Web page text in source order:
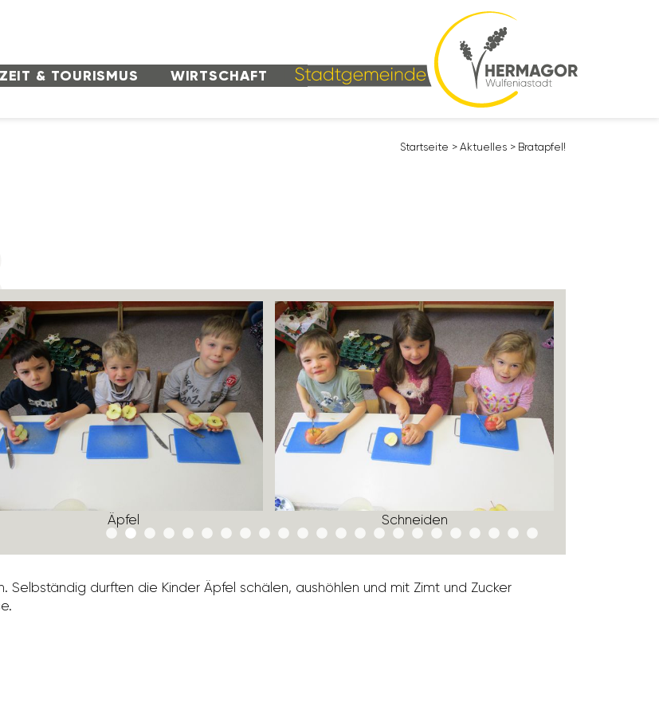
& TOURISMUS WIRT­SCHAFT
Start­seite > Aktu­elles > Brat­apfel!
Äpfel Schneiden
Selb­ständig durften die Kinder Äpfel schälen, aushöhlen und mit Zimt und Zucker